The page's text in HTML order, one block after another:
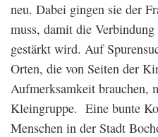
neu. Dabei gingen sie der
muss, damit die
gestärkt wird. Auf
Orten, die von Seiten der
Aufmerksamkeit brauchen,
Kleingruppe. Eine bunte
Menschen in der Stadt